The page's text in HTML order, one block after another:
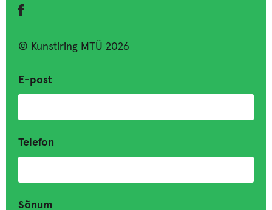
© Kunstiring MTÜ 2026
E-post
Telefon
Sõnum